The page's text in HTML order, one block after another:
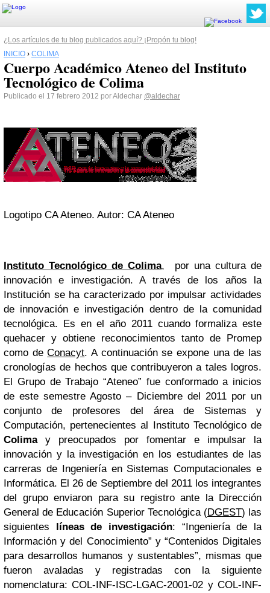
¿Los artículos de tu blog publicados aquí? ¡Propón tu blog!
INICIO › COLIMA
Cuerpo Académico Ateneo del Instituto
Tecnológico de Colima
Publicado el 17 febrero 2012 por Aldechar @aldechar
Logotipo CA Ateneo. Autor: CA Ateneo
Instituto Tecnológico de Colima, por una cultura de
innovación e investigación. A través de los años la
Institución se ha caracterizado por impulsar actividades
de innovación e investigación dentro de la comunidad
tecnológica. Es en el año 2011 cuando formaliza este
quehacer y obtiene reconocimientos tanto de Promep
como deConacyt. A continuación se expone una de las
cronologías de hechos que contribuyeron a tales logros.
El Grupo de Trabajo “Ateneo” fue conformado a inicios
de este semestre Agosto – Diciembre del 2011 por un
conjunto de profesores del área de Sistemas y
Computación, pertenecientes al Instituto Tecnológico de
Colimay preocupados por fomentar e impulsar la
innovación y la investigación en los estudiantes de las
carreras de Ingeniería en Sistemas Computacionales e
Informática. El 26 de Septiembre del 2011 los integrantes
del grupo enviaron para su registro ante la Dirección
General de Educación Superior Tecnológica (DGEST) las
siguientes líneas de investigación: “Ingeniería de la
Información y del Conocimiento” y “Contenidos Digitales
para desarrollos humanos y sustentables”, mismas que
fueron avaladas y registradas con la siguiente
nomenclatura: COL-INF-ISC-LGAC-2001-02 y COL-INF-